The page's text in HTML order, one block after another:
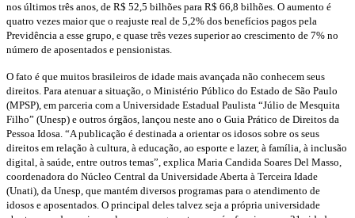
nos últimos três anos, de R$ 52,5 bilhões para R$ 66,8 bilhões. O aumento é
quatro vezes maior que o reajuste real de 5,2% dos benefícios pagos pela
Previdência a esse grupo, e quase três vezes superior ao crescimento de 7% no
número de aposentados e pensionistas.
O fato é que muitos brasileiros de idade mais avançada não conhecem seus
direitos. Para atenuar a situação, o Ministério Público do Estado de São Paulo
(MPSP), em parceria com a Universidade Estadual Paulista “Júlio de Mesquita
Filho” (Unesp) e outros órgãos, lançou neste ano o Guia Prático de Direitos da
Pessoa Idosa. “A publicação é destinada a orientar os idosos sobre os seus
direitos em relação à cultura, à educação, ao esporte e lazer, à família, à inclusão
digital, à saúde, entre outros temas”, explica Maria Candida Soares Del Masso,
coordenadora do Núcleo Central da Universidade Aberta à Terceira Idade
(Unati), da Unesp, que mantém diversos programas para o atendimento de
idosos e aposentados. O principal deles talvez seja a própria universidade